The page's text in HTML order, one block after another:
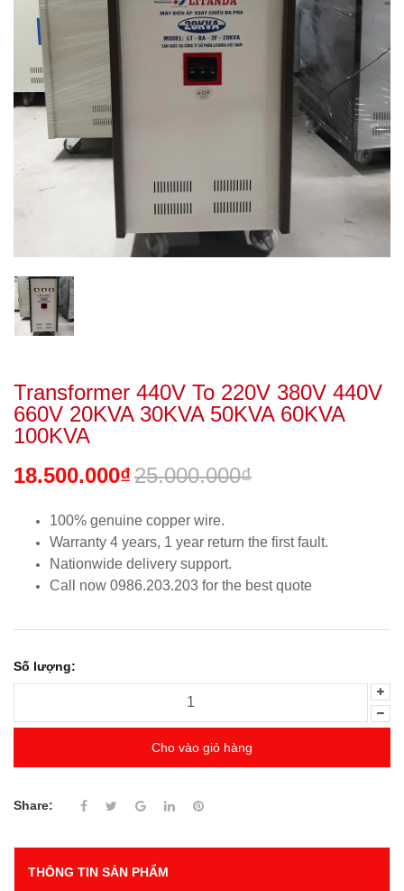
Transformer 440V To 220V 380V 440V
660V 20KVA 30KVA 50KVA 60KVA
100KVA
18.500.000₫25.000.000₫
100% genuine copper wire.
Warranty 4 years, 1 year return the first fault.
Nationwide delivery support.
Call now 0986.203.203 for the best quote
Số lượng:
Cho vào giỏ hàng
Share:
THÔNG TIN SẢN PHẨM